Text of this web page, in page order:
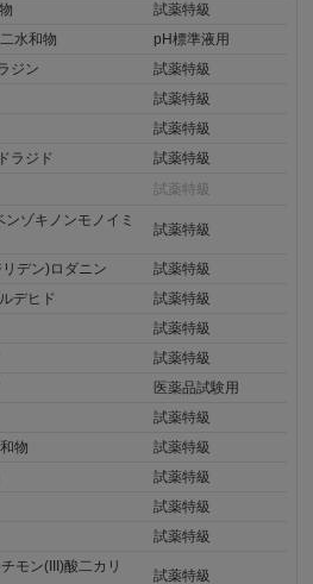
試薬特級
水和物
pH標準液用
ジン
試薬特級
試薬特級
試薬特級
ラジド
試薬特級
試薬特級
ゾキノンモノイミ
試薬特級
デン)ロダニン
試薬特級
デヒド
試薬特級
試薬特級
試薬特級
医薬品試験用
試薬特級
物
試薬特級
試薬特級
試薬特級
試薬特級
モン(III)酸二カリ
試薬特級